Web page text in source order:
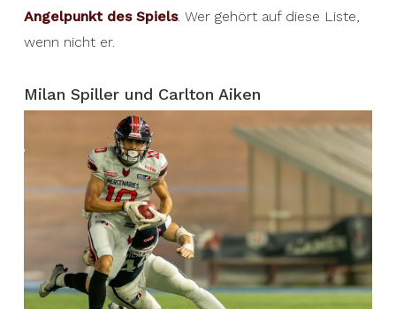
Angelpunkt des Spiels. Wer gehört auf diese Liste,
wenn nicht er.
Milan Spiller und Carlton Aiken